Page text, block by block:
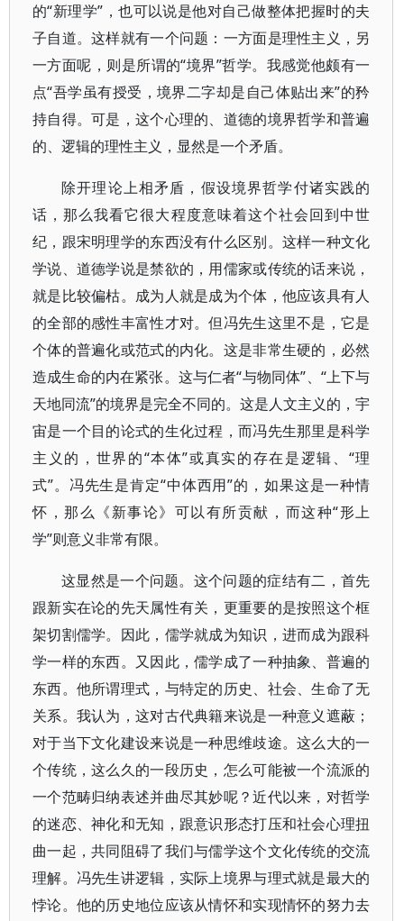
的“新理学”，也可以说是他对自己做整体把握时的夫
子自道。这样就有一个问题：一方面是理性主义，另
一方面呢，则是所谓的“境界”哲学。我感觉他颇有一
点“吾学虽有授受，境界二字却是自己体贴出来”的矜
持自得。可是，这个心理的、道德的境界哲学和普遍
的、逻辑的理性主义，显然是一个矛盾。
除开理论上相矛盾，假设境界哲学付诸实践的
话，那么我看它很大程度意味着这个社会回到中世
纪，跟宋明理学的东西没有什么区别。这样一种文化
学说、道德学说是禁欲的，用儒家或传统的话来说，
就是比较偏枯。成为人就是成为个体，他应该具有人
的全部的感性丰富性才对。但冯先生这里不是，它是
个体的普遍化或范式的内化。这是非常生硬的，必然
造成生命的内在紧张。这与仁者“与物同体”、“上下与
天地同流”的境界是完全不同的。这是人文主义的，宇
宙是一个目的论式的生化过程，而冯先生那里是科学
主义的，世界的“本体”或真实的存在是逻辑、“理
式”。冯先生是肯定“中体西用”的，如果这是一种情
怀，那么《新事论》可以有所贡献，而这种“形上
学”则意义非常有限。
这显然是一个问题。这个问题的症结有二，首先
跟新实在论的先天属性有关，更重要的是按照这个框
架切割儒学。因此，儒学就成为知识，进而成为跟科
学一样的东西。又因此，儒学成了一种抽象、普遍的
东西。他所谓理式，与特定的历史、社会、生命了无
关系。我认为，这对古代典籍来说是一种意义遮蔽；
对于当下文化建设来说是一种思维歧途。这么大的一
个传统，这么久的一段历史，怎么可能被一个流派的
一个范畴归纳表述并曲尽其妙呢？近代以来，对哲学
的迷恋、神化和无知，跟意识形态打压和社会心理扭
曲一起，共同阻碍了我们与儒学这个文化传统的交流
理解。冯先生讲逻辑，实际上境界与理式就是最大的
悖论。他的历史地位应该从情怀和实现情怀的努力去